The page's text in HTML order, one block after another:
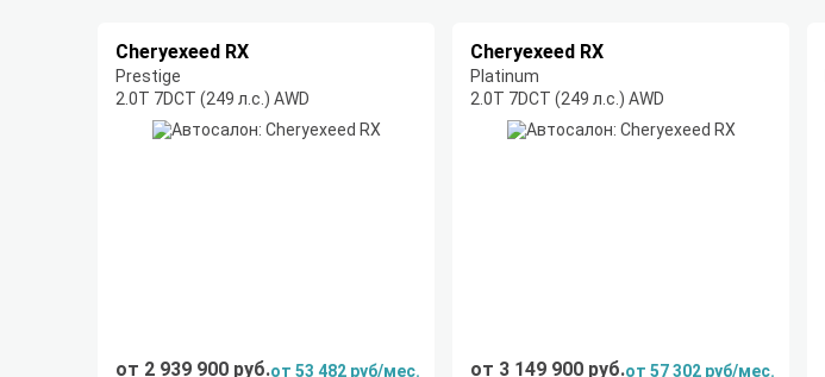
Cheryexeed RX
Prestige
2.0T 7DCT (249 л.с.) AWD
от 2 939 900 руб.от 53 482 руб/мес.
Cheryexeed RX
Platinum
2.0T 7DCT (249 л.с.) AWD
от 3 149 900 руб.от 57 302 руб/мес.